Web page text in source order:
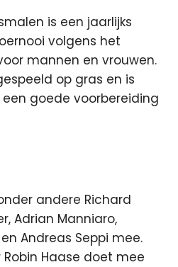
is een jaarlijks
volgens het
mannen en vrouwen.
op gras en is
goede voorbereiding
andere Richard
Adrian Manniaro,
Andreas Seppi mee.
Haase doet mee